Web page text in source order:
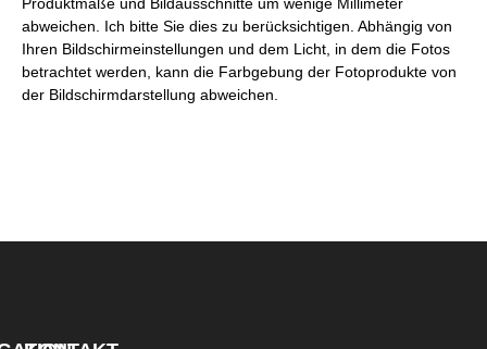
abweichen. Ich bitte Sie dies zu berücksichtigen. Abhängig von
Ihren Bildschirmeinstellungen und dem Licht, in dem die Fotos
betrachtet werden, kann die Farbgebung der Fotoprodukte von
der Bildschirmdarstellung abweichen.